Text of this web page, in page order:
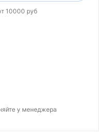
10000 руб
у менеджера